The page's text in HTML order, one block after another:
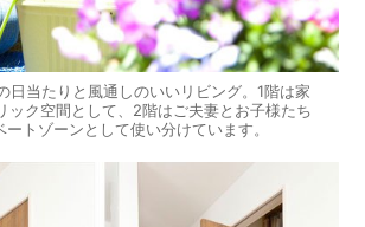
日当たりと風通しのいいリビング。1階は家
ック空間として、2階はご夫妻とお子様たち
ートゾーンとして使い分けています。